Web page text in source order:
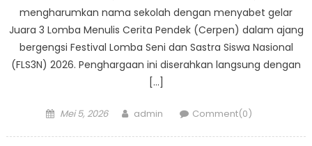
mengharumkan nama sekolah dengan menyabet gelar
Juara 3 Lomba Menulis Cerita Pendek (Cerpen) dalam ajang
bergengsi Festival Lomba Seni dan Sastra Siswa Nasional
(FLS3N) 2026. Penghargaan ini diserahkan langsung dengan
[…]
Posted
Mei 5, 2026 Author
admin Comment(0)